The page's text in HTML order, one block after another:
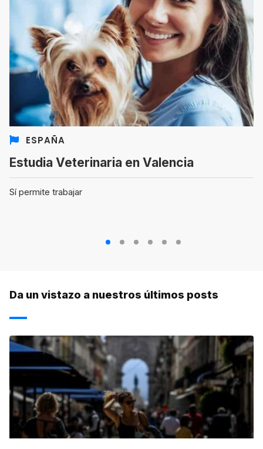
ESPAÑA
Estudia Veterinaria en Valencia
Sí permite trabajar
3 4 5 6
Da un vistazo a nuestros últimos posts